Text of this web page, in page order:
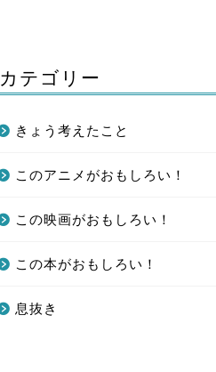
カテゴリー
きょう考えたこと
このアニメがおもしろい！
この映画がおもしろい！
この本がおもしろい！
息抜き